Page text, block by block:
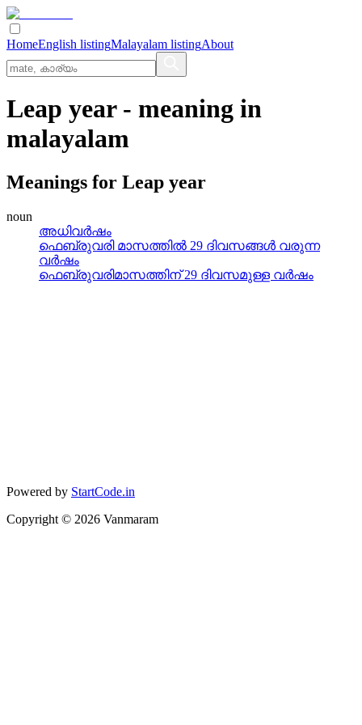
HomeEnglish listingMalayalam listingAbout
Leap year- meaning in
malayalam
Meanings for Leap year
noun
അധിവര്‍ഷം
ഫെബ്രുവരി മാസത്തില്‍ 29 ദിവസങ്ങള്‍ വരുന്ന
വര്‍ഷം
ഫെബ്രുവരിമാസത്തിന്‌ 29 ദിവസമുള്ള വര്‍ഷം
Powered by StartCode.in
Copyright © 2026 Vanmaram